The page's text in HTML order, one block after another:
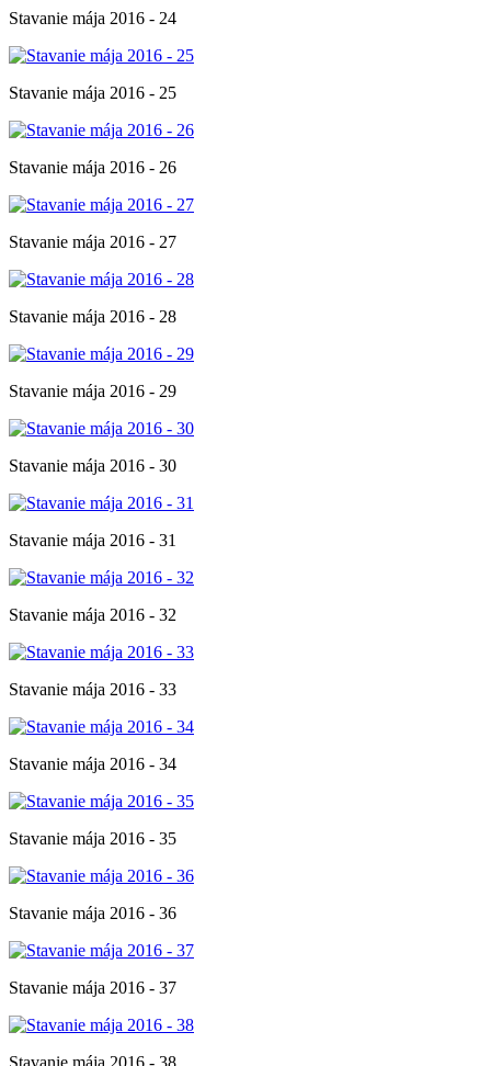
Stavanie mája 2016 - 24
Stavanie mája 2016 - 25
Stavanie mája 2016 - 26
Stavanie mája 2016 - 27
Stavanie mája 2016 - 28
Stavanie mája 2016 - 29
Stavanie mája 2016 - 30
Stavanie mája 2016 - 31
Stavanie mája 2016 - 32
Stavanie mája 2016 - 33
Stavanie mája 2016 - 34
Stavanie mája 2016 - 35
Stavanie mája 2016 - 36
Stavanie mája 2016 - 37
Stavanie mája 2016 - 38